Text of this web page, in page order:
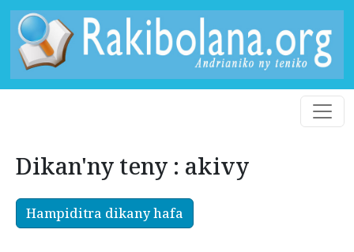
Dikan'ny teny : akivy
Hampiditra dikany hafa